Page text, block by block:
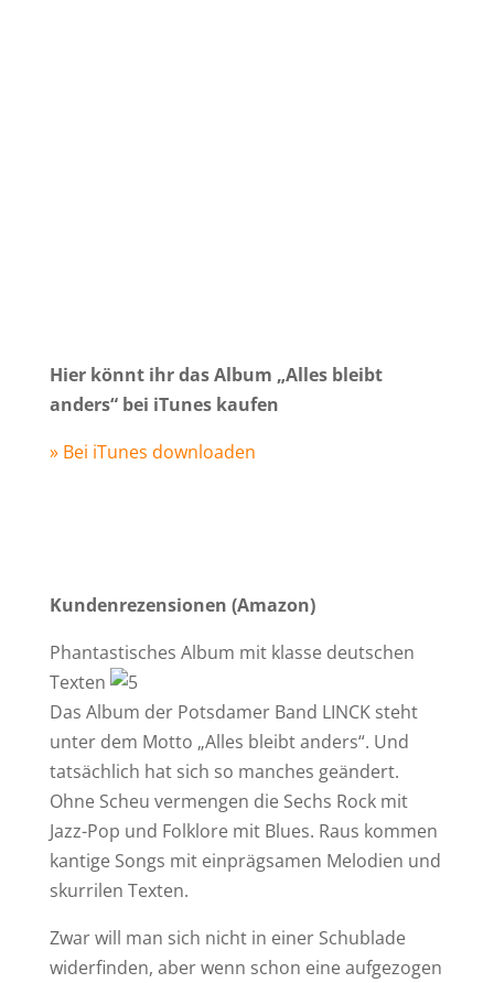
Hier könnt ihr das Album „Alles bleibt
anders“ bei iTunes kaufen
» Bei iTunes downloaden
Kundenrezensionen (Amazon)
Phantastisches Album mit klasse deutschen
Texten
Das Album der Potsdamer Band LINCK steht
unter dem Motto „Alles bleibt anders“. Und
tatsächlich hat sich so manches geändert.
Ohne Scheu vermengen die Sechs Rock mit
Jazz-Pop und Folklore mit Blues. Raus kommen
kantige Songs mit einprägsamen Melodien und
skurrilen Texten.
Zwar will man sich nicht in einer Schublade
widerfinden, aber wenn schon eine aufgezogen